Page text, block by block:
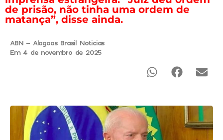
de prisão, não tinha uma ordem de
matança”, disse ainda.
ABN - Alagoas Brasil Noticias
Em 4 de novembro de 2025